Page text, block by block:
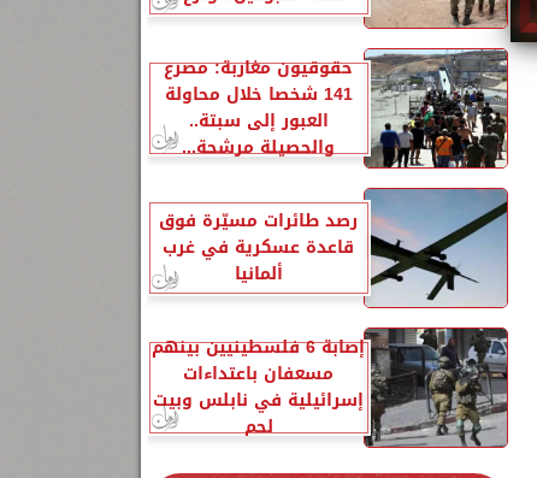
حقوقيون مغاربة: مصرع
141 شخصا خلال محاولة
العبور إلى سبتة..
والحصيلة مرشحة...
رصد طائرات مسيّرة فوق
قاعدة عسكرية في غرب
ألمانيا
إصابة 6 فلسطينيين بينهم
مسعفان باعتداءات
إسرائيلية في نابلس وبيت
لحم